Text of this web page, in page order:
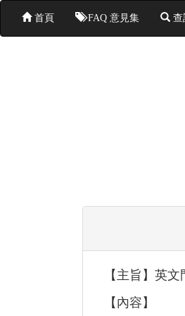
首頁 FAQ 意見集 查
【主旨】英
【內容】